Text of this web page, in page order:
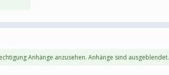
Anhänge anzusehen. Anhänge sind ausgeblendet.